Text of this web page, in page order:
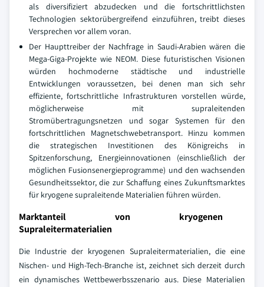
als diversifiziert abzudecken und die fortschrittlichsten
Technologien sektorübergreifend einzuführen, treibt dieses
Versprechen vor allem voran.
Der Haupttreiber der Nachfrage in Saudi-Arabien wären die
Mega-Giga-Projekte wie NEOM. Diese futuristischen Visionen
würden hochmoderne städtische und industrielle
Entwicklungen voraussetzen, bei denen man sich sehr
effiziente, fortschrittliche Infrastrukturen vorstellen würde,
möglicherweise mit supraleitenden
Stromübertragungsnetzen und sogar Systemen für den
fortschrittlichen Magnetschwebetransport. Hinzu kommen
die strategischen Investitionen des Königreichs in
Spitzenforschung, Energieinnovationen (einschließlich der
möglichen Fusionsenergieprogramme) und den wachsenden
Gesundheitssektor, die zur Schaffung eines Zukunftsmarktes
für kryogene supraleitende Materialien führen würden.
Marktanteil von kryogenen
Supraleitermaterialien
Die Industrie der kryogenen Supraleitermaterialien, die eine
Nischen- und High-Tech-Branche ist, zeichnet sich derzeit durch
ein dynamisches Wettbewerbsszenario aus. Diese Materialien